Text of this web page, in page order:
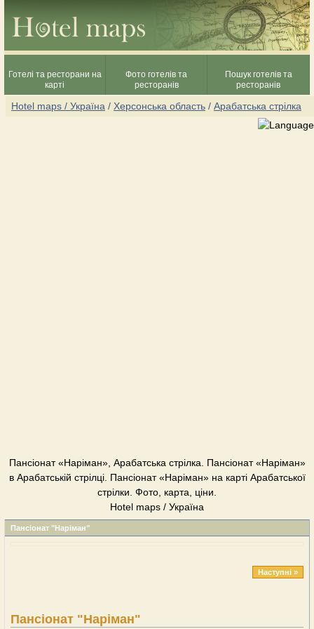
Готелі та ресторани на
карті
Фото готелів та
ресторанів
Пошук готелів та
ресторанів
Hotel maps / Україна / Херсонська область / Арабатська стрілка
Пансіонат «Наріман», Арабатська стрілка. Пансіонат «Наріман»
в Арабатській стрілці. Пансіонат «Наріман» на карті Арабатської
стрілки. Фото, карта, ціни.
Hotel maps / Україна
Пансіонат "Наріман"
Наступні »
Пансіонат "Наріман"